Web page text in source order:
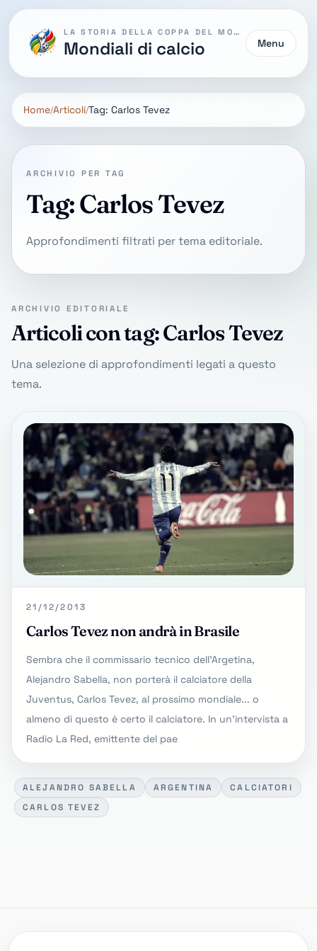
LA STORIA DELLA COPPA DEL MONDO
Mondiali di calcio Menu
Home Articoli Tag: Carlos Tevez
ARCHIVIO PER TAG
Tag: Carlos Tevez
Approfondimenti filtrati per tema editoriale.
ARCHIVIO EDITORIALE
Articoli con tag: Carlos Tevez
Una selezione di approfondimenti legati a questo
tema.
21/12/2013
Carlos Tevez non andrà in Brasile
Sembra che il commissario tecnico dell'Argetina,
Alejandro Sabella, non porterà il calciatore della
Juventus, Carlos Tevez, al prossimo mondiale... o
almeno di questo è certo il calciatore. In un'intervista a
Radio La Red, emittente del pae
ALEJANDRO SABELLA ARGENTINA
CALCIATORI
CARLOS TEVEZ